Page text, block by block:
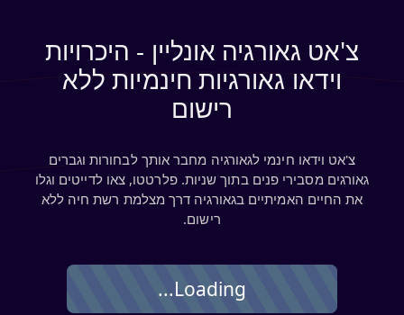
צ'אט גאורגיה אונליין - היכרויות
וידאו גאורגיות חינמיות ללא
רישום
צ'אט וידאו חינמי לגאורגיה מחבר אותך לבחורות וגברים
גאורגים מסבירי פנים בתוך שניות. פלרטטו, צאו לדייטים וגלו
את החיים האמיתיים בגאורגיה דרך מצלמת רשת חיה ללא
רישום.
Loading...